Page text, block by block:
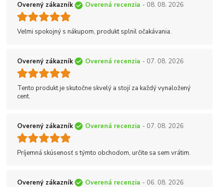
Overený zákazník Overená recenzia - 08. 08. 2026
Veľmi spokojný s nákupom, produkt splnil očakávania.
Overený zákazník Overená recenzia - 07. 08. 2026
Tento produkt je skutočne skvelý a stojí za každý vynaložený
cent.
Overený zákazník Overená recenzia - 07. 08. 2026
Príjemná skúsenosť s týmto obchodom, určite sa sem vrátim.
Overený zákazník Overená recenzia - 06. 08. 2026